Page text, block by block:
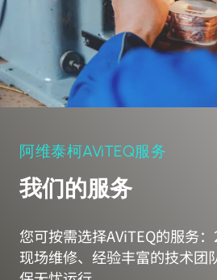
阿维泰柯AViTEQ服务
我们的服务